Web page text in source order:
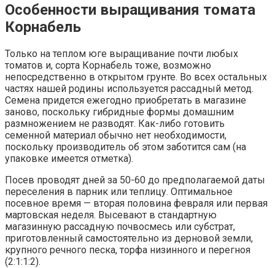
Особенности выращивания томата
Корнабель
Только на теплом юге выращивание почти любых
томатов и, сорта Корнабель тоже, возможно
непосредственно в открытом грунте. Во всех остальных
частях нашей родины используется рассадный метод.
Семена придется ежегодно приобретать в магазине
заново, поскольку гибридные формы домашним
размножением не разводят. Как-либо готовить
семенной материал обычно нет необходимости,
поскольку производитель об этом заботится сам (на
упаковке имеется отметка).
Посев проводят дней за 50-60 до предполагаемой даты
переселения в парник или теплицу. Оптимальное
посевное время — вторая половина февраля или первая
мартовская неделя. Высевают в стандартную
магазинную рассадную почвосмесь или субстрат,
приготовленный самостоятельно из дерновой земли,
крупного речного песка, торфа низинного и перегноя
(2:1:1:2).